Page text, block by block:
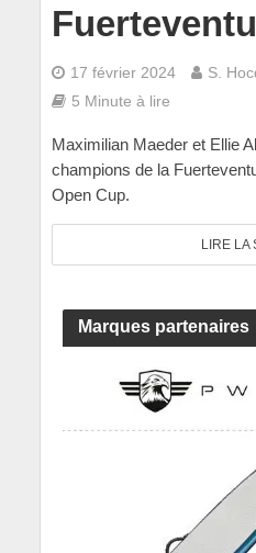
17 février 2024
S.
5 Minute à lire
Maximilian Maeder et Ellie
champions de la
Open Cup.
LIRE LA
Marques partenaires